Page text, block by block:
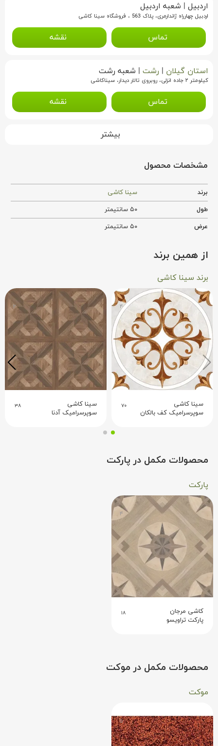
اردبیل | شعبه اردبیل
اردبیل چهارراه ژاندارمری، پلاک 563 ، فروشگاه سینا کاشی
تماس نقشه
استان گیلان | رشت | شعبه رشت
کیلومتر ۲ جاده انزلی، روبروی تالار دیدار، سیناکاشی
تماس نقشه
بیشتر
مشخصات محصول
برند
سینا کاشی
طول
۵۰ سانتیمتر
عرض
۵۰ سانتیمتر
از همین برند
برند سینا کاشی
۴
سینا کاشی ۷۰
سوپرسرامیک کف بالکان
۲
سینا کاشی ۳۸
سوپرسرامیک آدنا
محصولات مکمل در پارکت
پارکت
۴
کاشی مرجان ۱۸
پارکت تراویسو
محصولات مکمل در موکت
موکت
۵